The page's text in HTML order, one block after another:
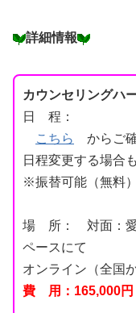
詳細情報
カウンセリングハ
日 程：
こちら
からご確
日程変更する場合
※振替可能（無料）
場 所： 対面：愛
ペースにて
オンライン（全国
費 用：165,000円